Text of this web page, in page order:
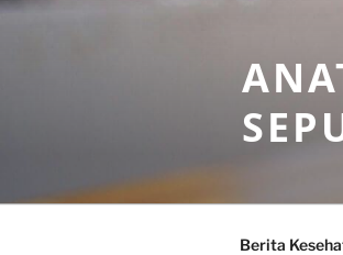
Skip
Berita